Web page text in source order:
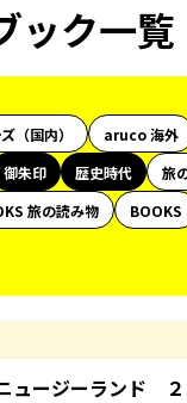
ック一覧
（国内） aruco 海外
御朱印 歴史時代 旅
旅の読み物 BOOKS
ージーランド ２